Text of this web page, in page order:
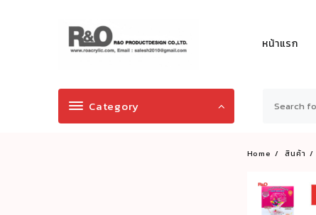
หน้าแรก
Category
Home สินค้า